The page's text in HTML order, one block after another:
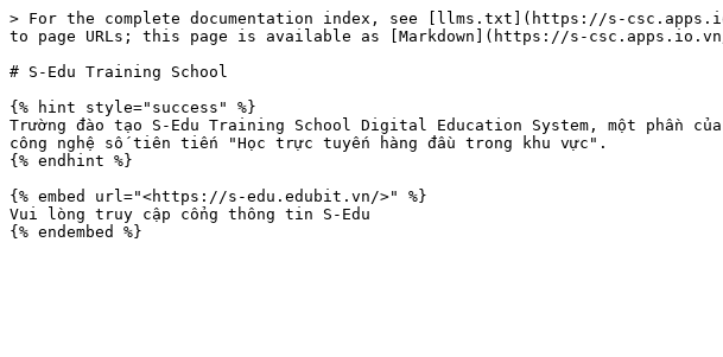
> For the complete documentation index, see [llms.txt](https://s-
to page URLs; this page is available as [Markdown](https://s-
# S-Edu Training School
{% hint style="success" %}
Trường đào tạo S-Edu Training School Digital Education System, một phần
công nghệ số tiên tiến "Học trực tuyến hàng đầu trong khu vực".
{% endhint %}
{% embed url="<https://s-edu.edubit.vn/>" %}
Vui lòng truy cập cổng thông tin S-Edu